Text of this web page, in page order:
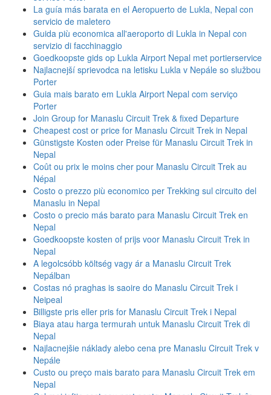
La guía más barata en el Aeropuerto de Lukla, Nepal con
servicio de maletero
Guida più economica all'aeroporto di Lukla in Nepal con
servizio di facchinaggio
Goedkoopste gids op Lukla Airport Nepal met portierservice
Najlacnejší sprievodca na letisku Lukla v Nepále so službou
Porter
Guia mais barato em Lukla Airport Nepal com serviço
Porter
Join Group for Manaslu Circuit Trek & fixed Departure
Cheapest cost or price for Manaslu Circuit Trek in Nepal
Günstigste Kosten oder Preise für Manaslu Circuit Trek in
Nepal
Coût ou prix le moins cher pour Manaslu Circuit Trek au
Népal
Costo o prezzo più economico per Trekking sul circuito del
Manaslu in Nepal
Costo o precio más barato para Manaslu Circuit Trek en
Nepal
Goedkoopste kosten of prijs voor Manaslu Circuit Trek in
Nepal
A legolcsóbb költség vagy ár a Manaslu Circuit Trek
Nepálban
Costas nó praghas is saoire do Manaslu Circuit Trek i
Neipeal
Billigste pris eller pris for Manaslu Circuit Trek i Nepal
Biaya atau harga termurah untuk Manaslu Circuit Trek di
Nepal
Najlacnejšie náklady alebo cena pre Manaslu Circuit Trek v
Nepále
Custo ou preço mais barato para Manaslu Circuit Trek em
Nepal